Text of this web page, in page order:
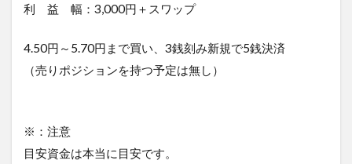
利 益 幅：3,000円＋スワップ
4.50円～5.70円まで買い、3銭刻み新規で5銭決済
（売りポジションを持つ予定は無し）
※：注意
目安資金は本当に目安です。